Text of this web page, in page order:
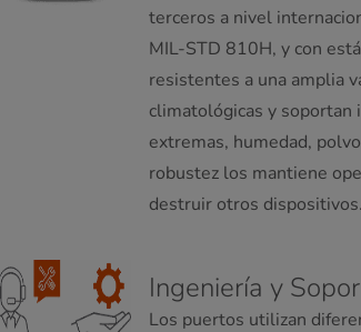
terceros a nivel
MIL-STD 810H, y con
resistentes a una amplia
climatológicas y soportan
extremas, humedad,
robustez los mantiene
destruir otros dispositivos.
Ingeniería y
Los puertos utilizan